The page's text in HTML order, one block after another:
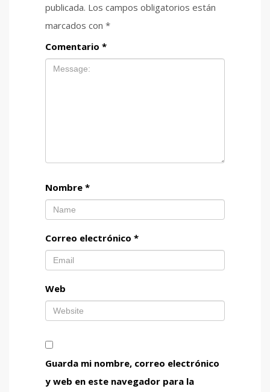
publicada. Los campos obligatorios están
marcados con *
Comentario *
Nombre *
Correo electrónico *
Web
Guarda mi nombre, correo electrónico
y web en este navegador para la